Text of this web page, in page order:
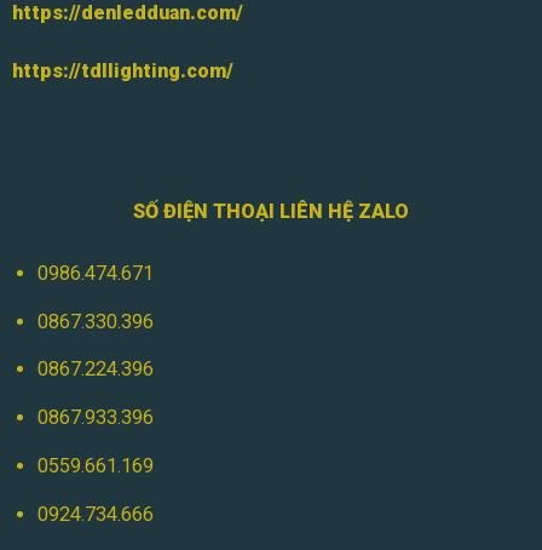
https://denledduan.com/
https://tdllighting.com/
SỐ ĐIỆN THOẠI LIÊN HỆ ZALO
0986.474.671
0867.330.396
0867.224.396
0867.933.396
0559.661.169
0924.734.666